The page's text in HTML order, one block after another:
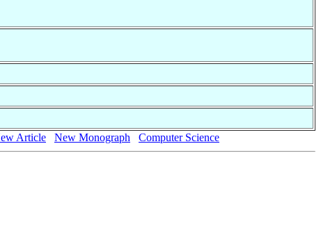
Article New Monograph Computer Science